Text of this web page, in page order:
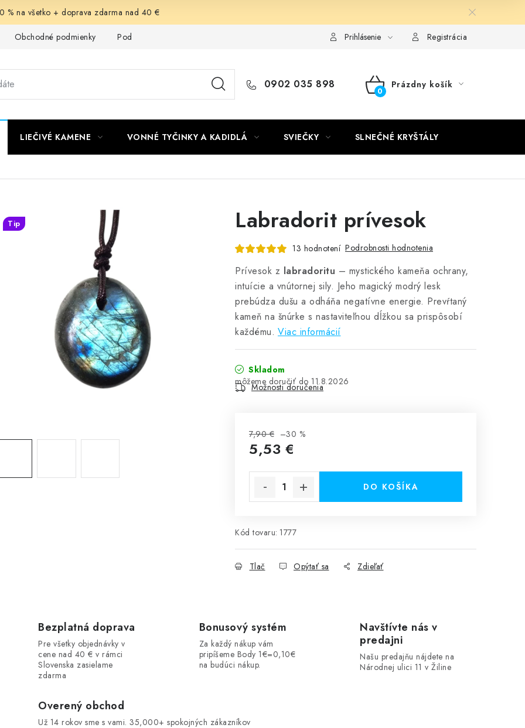
% na všetko + doprava zdarma nad 40 €
Obchodné podmienky Podmienky ochrany osobných údajov Doprava a platba Certifikáty
Prihlásenie Registrácia
0902 035 898
NÁKUPNÝ
Prázdny košík
LIEČIVÉ KAMENE VONNÉ TYČINKY A KADIDLÁ SVIEČKY SLNEČNÉ KRYŠTÁLY
Labradorit prívesok
13 hodnotení Podrobnosti hodnotenia
Prívesok z labradoritu – mystického kameňa ochrany,
intuície a vnútornej sily. Jeho magický modrý lesk
prebúdza dušu a odháňa negatívne energie. Prevŕtaný
kameň na šnúrke s nastaviteľnou dĺžkou sa prispôsobí
každému. Viac informácií
Skladom
11.8.2026
Možnosti doručenia
7,90 € –30 %
5,53 €
DO KOŠÍKA
Kód tovaru: 1777
Tlač Opýtať sa Zdieľať
Tip
Bezplatná doprava
Pre všetky objednávky v
cene nad 40 € v rámci
Slovenska zasielame
zdarma
Bonusový systém
Za každý nákup vám
pripíšeme Body 1€=0,10€
na budúci nákup.
Navštívte nás v
predajni
Našu predajňu nájdete na
Národnej ulici 11 v Žiline
Overený obchod
Už 14 rokov sme s vami. 35,000+ spokojných zákazníkov